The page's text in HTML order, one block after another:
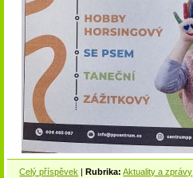
Celý příspěvek Rubrika: Aktuality a zprávy